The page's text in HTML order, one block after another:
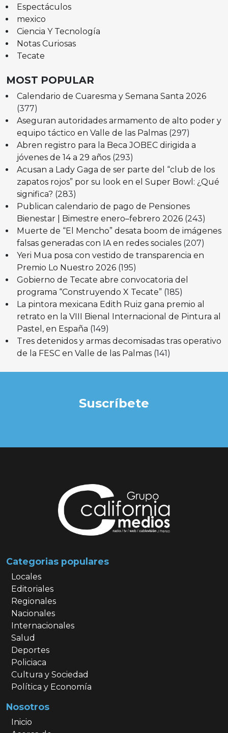
Espectáculos
mexico
Ciencia Y Tecnología
Notas Curiosas
Tecate
MOST POPULAR
Calendario de Cuaresma y Semana Santa 2026
(377)
Aseguran autoridades armamento de alto poder y
equipo táctico en Valle de las Palmas (297)
Abren registro para la Beca JOBEC dirigida a
jóvenes de 14 a 29 años (293)
Acusan a Lady Gaga de ser parte del “club de los
zapatos rojos” por su look en el Super Bowl: ¿Qué
significa? (283)
Publican calendario de pago de Pensiones
Bienestar | Bimestre enero–febrero 2026 (243)
Muerte de “El Mencho” desata boom de imágenes
falsas generadas con IA en redes sociales (207)
Yeri Mua posa con vestido de transparencia en
Premio Lo Nuestro 2026 (195)
Gobierno de Tecate abre convocatoria del
programa “Construyendo X Tecate” (185)
La pintora mexicana Edith Ruiz gana premio al
retrato en la VIII Bienal Internacional de Pintura al
Pastel, en España (149)
Tres detenidos y armas decomisadas tras operativo
de la FESC en Valle de las Palmas (141)
Suscríbete
Categorias populares
Locales
Editoriales
Regionales
Nacionales
Internacionales
Salud
Deportes
Policiaca
Cultura y Sociedad
Política y Economía
Nosotros
Inicio